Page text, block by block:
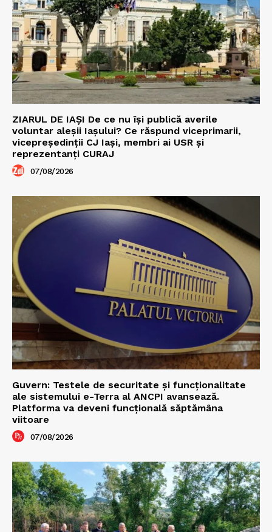
ZIARUL DE IAȘI De ce nu își publică averile
voluntar aleșii Iașului? Ce răspund viceprimarii,
vicepreședinții CJ Iași, membri ai USR și
reprezentanți CURAJ
07/08/2026
Guvern: Testele de securitate și funcționalitate
ale sistemului e-Terra al ANCPI avansează.
Platforma va deveni funcțională săptămâna
viitoare
07/08/2026